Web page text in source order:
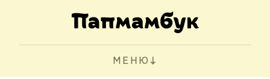
МЕНЮ